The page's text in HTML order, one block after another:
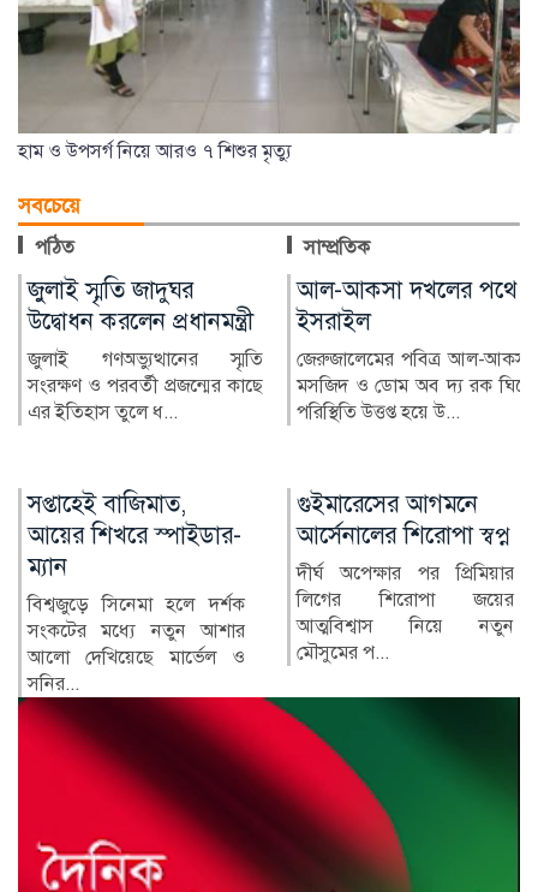
হাম ও উপসর্গ নিয়ে আরও ৭ শিশুর মৃত্যু
সবচেয়ে
পঠিত সাম্প্রতিক
আল-আকসা দখলের পথে
ইসরাইল
জেরুজালেমের পবিত্র আল-আকসা
মসজিদ ও ডোম অব দ্য রক ঘিরে
পরিস্থিতি উত্তপ্ত হয়ে উ...
মারা গেছেন ‘গজনি’ খ্যাত
অভিনেতা প্রদীপ রাওয়াত
ভারতীয় চলচ্চিত্রের পরিচিত মুখ ও
‘গজনি’ সিনেমার খলনায়ক চরিত্রে
জনপ...
গুইমারেসের আগমনে
আর্সেনালের শিরোপা স্বপ্ন
দীর্ঘ অপেক্ষার পর প্রিমিয়ার
লিগের শিরোপা জয়ের
আত্মবিশ্বাস নিয়ে নতুন
মৌসুমের প...
জাকারবার্গ ক্ষমা চাইলেন
ভারত সরকারের কাছে
সামাজিক যোগাযোগমাধ্যমে
শিশু যৌন নিপীড়নমূলক
কনটেন্ট এবং বিভিন্ন
পরিচালনাগত ত্র...